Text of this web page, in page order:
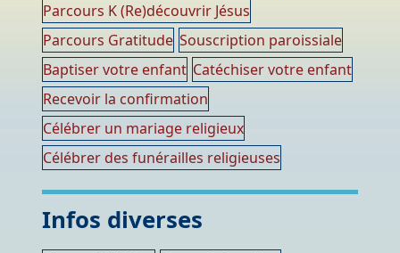
Parcours K (Re)découvrir Jésus
Parcours Gratitude Souscription paroissiale
Baptiser votre enfant Catéchiser votre enfant
Recevoir la confirmation
Célébrer un mariage religieux
Célébrer des funérailles religieuses
Infos diverses